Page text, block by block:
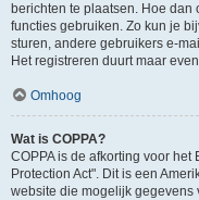
berichten te plaatsen. Hoe
functies gebruiken. Zo kun je
sturen, andere gebruikers e-
Het registreren duurt maar
Omhoog
Wat is COPPA?
COPPA is de afkorting voor het
Protection Act". Dit is een
website die mogelijk